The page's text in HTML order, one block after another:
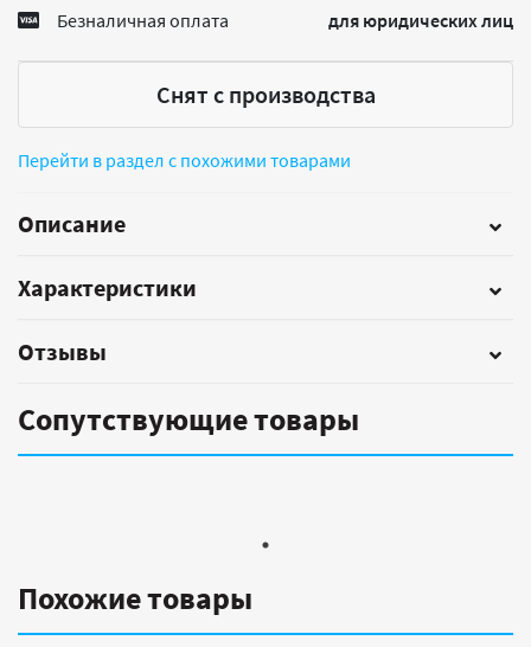
Безналичная оплата для юридических лиц
Снят с производства
Перейти в раздел с похожими товарами
Описание
Характеристики
Отзывы
Сопутствующие товары
Похожие товары